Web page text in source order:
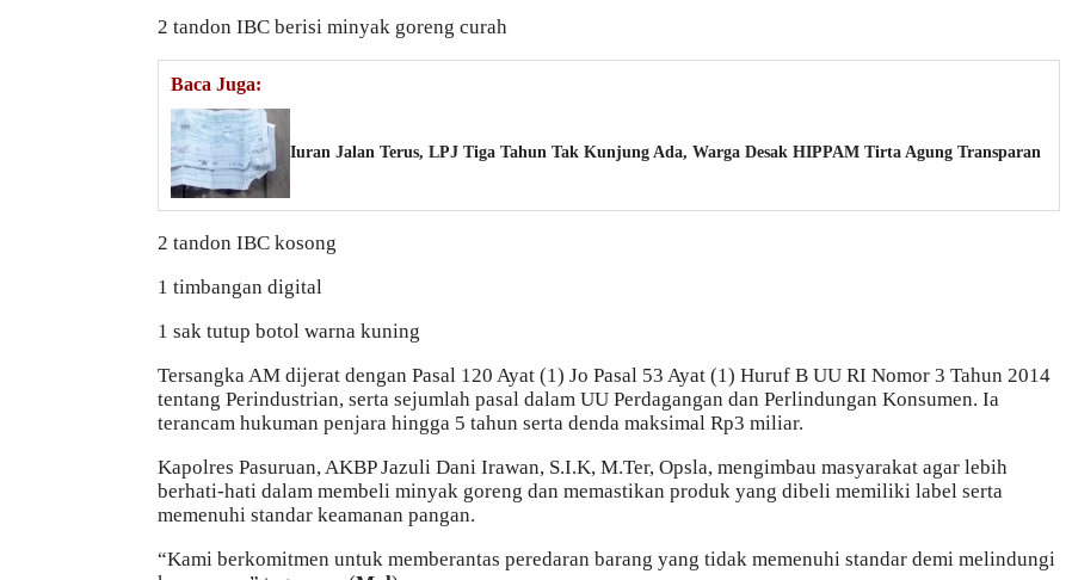
2 tandon IBC berisi minyak goreng curah
Baca Juga:
Iuran Jalan Terus, LPJ Tiga Tahun Tak Kunjung Ada, Warga Desak HIPPAM Tirta Agung Transparan
2 tandon IBC kosong
1 timbangan digital
1 sak tutup botol warna kuning
Tersangka AM dijerat dengan Pasal 120 Ayat (1) Jo Pasal 53 Ayat (1) Huruf B UU RI Nomor 3 Tahun 2014
tentang Perindustrian, serta sejumlah pasal dalam UU Perdagangan dan Perlindungan Konsumen. Ia
terancam hukuman penjara hingga 5 tahun serta denda maksimal Rp3 miliar.
Kapolres Pasuruan, AKBP Jazuli Dani Irawan, S.I.K, M.Ter, Opsla, mengimbau masyarakat agar lebih
berhati-hati dalam membeli minyak goreng dan memastikan produk yang dibeli memiliki label serta
memenuhi standar keamanan pangan.
“Kami berkomitmen untuk memberantas peredaran barang yang tidak memenuhi standar demi melindungi